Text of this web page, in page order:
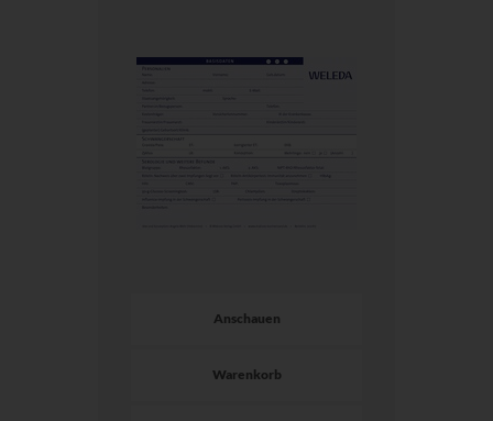
Anschauen
Warenkorb